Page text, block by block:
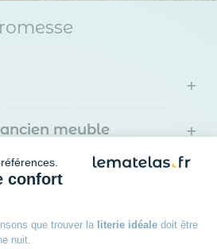
confort
que trouver la literie idéale doit être
nuit.
+
meuble +
frais avec Oney
+